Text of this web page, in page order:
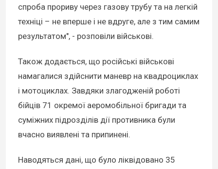
спроба прориву через газову трубу та на легкій
техніці – не вперше і не вдруге, але з тим самим
результатом", - розповіли військові.
Також додається, що російські військові
намагалися здійснити маневр на квадроциклах
і мотоциклах. Завдяки злагодженій роботі
бійців 71 окремої аеромобільної бригади та
суміжних підрозділів дії противника були
вчасно виявлені та припинені.
Наводяться дані, що було ліквідовано 35